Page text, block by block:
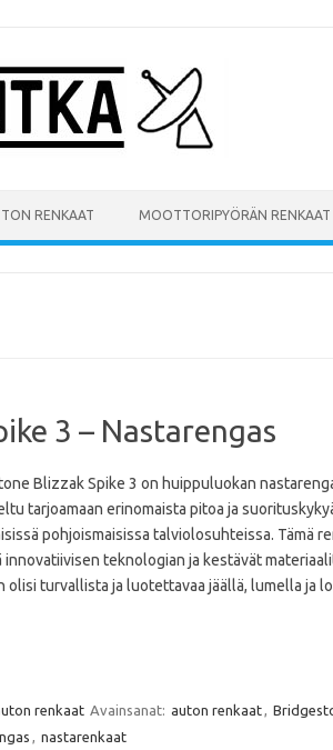
RENKAAT MOOTTORIPYÖRÄN RENKAAT
3 – Nastarengas
Blizzak Spike 3 on huippuluokan
tarjoamaan erinomaista pitoa ja
pohjoismaisissa talviolosuhteissa. Tämä
innovatiivisen teknologian ja kestävät
olisi turvallista ja luotettavaa jäällä, lumella ja
renkaat Avainsanat: auton renkaat,
, nastarenkaat